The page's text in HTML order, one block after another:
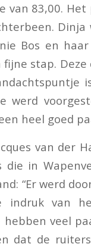
van 83,00.
Bos en
fijne stap.
werd
heel goed
van der
die in
“Er werd
indruk van
hebben veel
dat de